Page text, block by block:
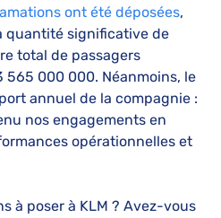
ont été déposées,
quantité significative de
total de passagers
565 000 000. Néanmoins, le
annuel de la compagnie :
nos engagements en
opérationnelles et
à poser à KLM ? Avez-vous